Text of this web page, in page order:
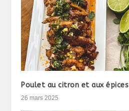
Poulet au citron et aux épices
26 mars 2025